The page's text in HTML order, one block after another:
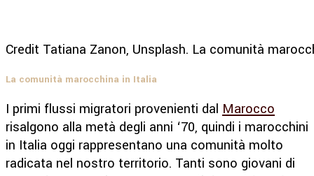
Credit Tatiana Zanon, Unsplash. La comunità
La comunità marocchina in Italia
I primi flussi migratori provenienti dal Marocco
risalgono alla metà degli anni ‘70, quindi i marocchini
in Italia oggi rappresentano una comunità molto
radicata nel nostro territorio. Tanti sono giovani di